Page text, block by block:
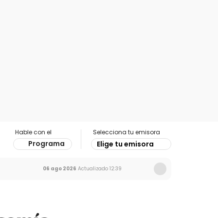
Hable con el
Programa
Selecciona tu emisora
Elige tu emisora
06 ago 2026 Actualizado 12:39